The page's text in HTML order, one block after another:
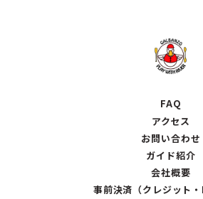
FAQ
アクセス
お問い合わせ
ガイド紹介
会社概要
事前決済（クレジット